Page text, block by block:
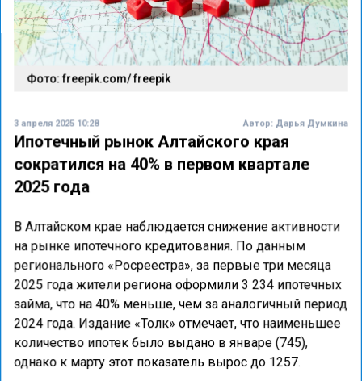
Фото: freepik.com/ freepik
3 апреля 2025 10:28 Автор: Дарья Думкина
Ипотечный рынок Алтайского края
сократился на 40% в первом квартале
2025 года
В Алтайском крае наблюдается снижение активности
на рынке ипотечного кредитования. По данным
регионального «Росреестра», за первые три месяца
2025 года жители региона оформили 3 234 ипотечных
займа, что на 40% меньше, чем за аналогичный период
2024 года. Издание «Толк» отмечает, что наименьшее
количество ипотек было выдано в январе (745),
однако к марту этот показатель вырос до 1257.